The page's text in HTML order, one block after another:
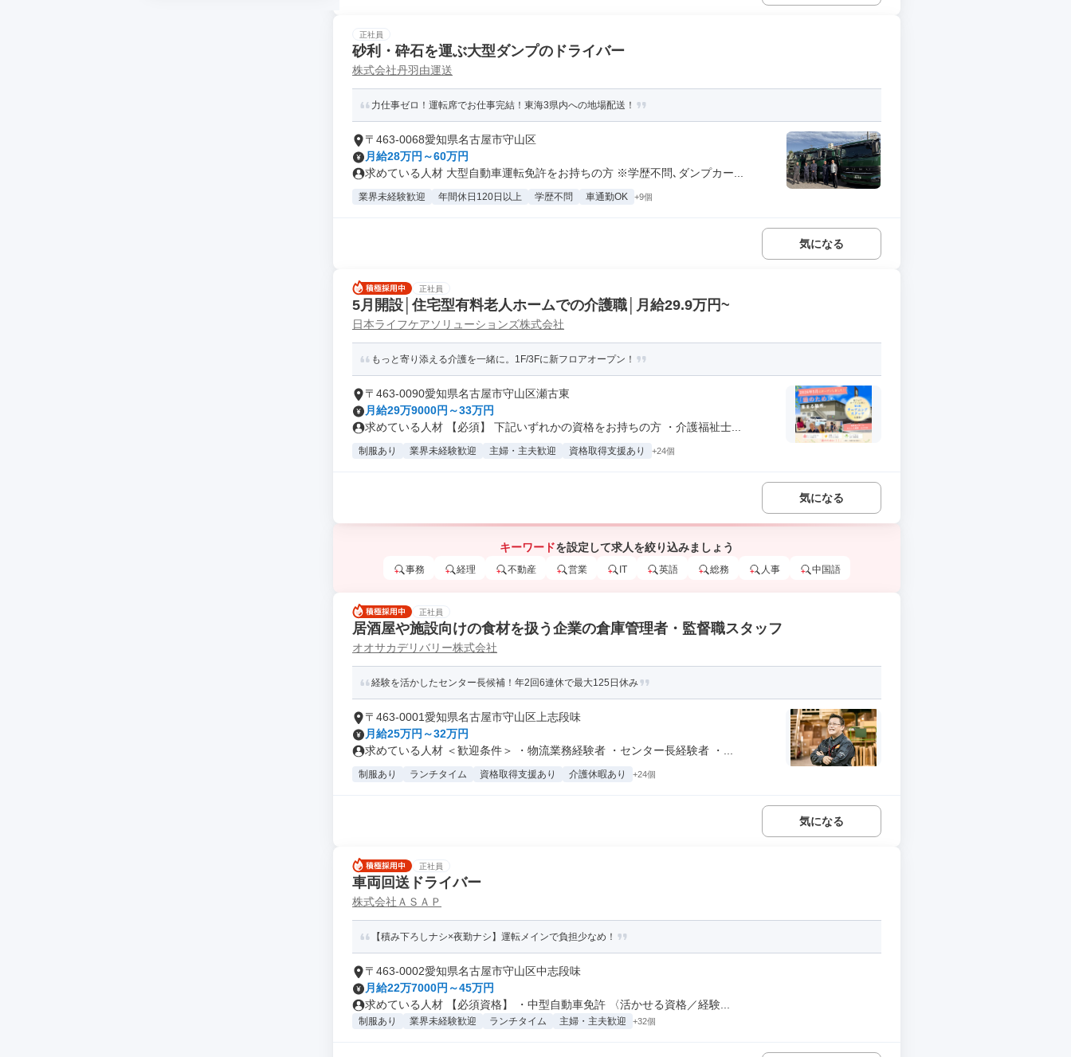
正社員
砂利・砕石を運ぶ大型ダンプのドライバー
株式会社丹羽由運送
力仕事ゼロ！運転席でお仕事完結！東海3県内への地場配送！
〒463-0068愛知県名古屋市守山区
月給28万円～60万円
求めている人材 大型自動車運転免許をお持ちの方 ※学歴不問､ダンプカー...
業界未経験歓迎 年間休日120日以上 学歴不問 車通勤OK +9個
気になる
正社員
5月開設│住宅型有料老人ホームでの介護職│月給29.9万円~
日本ライフケアソリューションズ株式会社
もっと寄り添える介護を一緒に。1F/3Fに新フロアオープン！
〒463-0090愛知県名古屋市守山区瀬古東
月給29万9000円～33万円
求めている人材 【必須】 下記いずれかの資格をお持ちの方 ・介護福祉士...
制服あり 業界未経験歓迎 主婦・主夫歓迎 資格取得支援あり +24個
気になる
キーワードを設定して求人を絞り込みましょう
事務 経理 不動産 営業 IT 英語 総務 人事 中国語
正社員
居酒屋や施設向けの食材を扱う企業の倉庫管理者・監督職スタッフ
オオサカデリバリー株式会社
経験を活かしたセンター長候補！年2回6連休で最大125日休み
〒463-0001愛知県名古屋市守山区上志段味
月給25万円～32万円
求めている人材 ＜歓迎条件＞ ・物流業務経験者 ・センター長経験者 ・...
制服あり ランチタイム 資格取得支援あり 介護休暇あり +24個
気になる
正社員
車両回送ドライバー
株式会社ＡＳＡＰ
【積み下ろしナシ×夜勤ナシ】運転メインで負担少なめ！
〒463-0002愛知県名古屋市守山区中志段味
月給22万7000円～45万円
求めている人材 【必須資格】 ・中型自動車免許 〈活かせる資格／経験...
制服あり 業界未経験歓迎 ランチタイム 主婦・主夫歓迎 +32個